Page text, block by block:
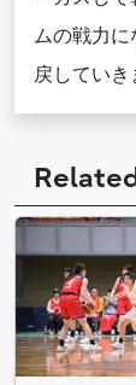
ムの戦力
戻していき